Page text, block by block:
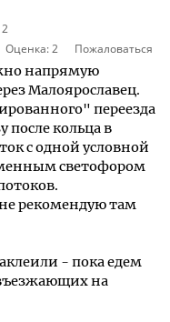
Оценка:2 Пожаловаться
напрямую
Малоярославец.
переезда
после кольца в
с одной условной
светофором
рекомендую там
- пока едем
на